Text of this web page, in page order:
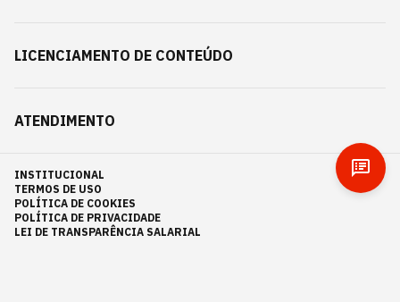
LICENCIAMENTO DE CONTEÚDO
ATENDIMENTO
INSTITUCIONAL
TERMOS DE USO
POLÍTICA DE COOKIES
POLÍTICA DE PRIVACIDADE
LEI DE TRANSPARÊNCIA SALARIAL